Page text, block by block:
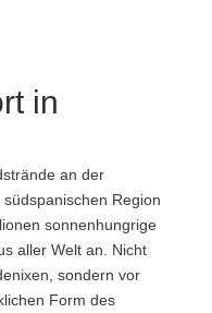
in
an der
Region
sonnenhungrige
aller Welt an. Nicht
sondern vor
Form des